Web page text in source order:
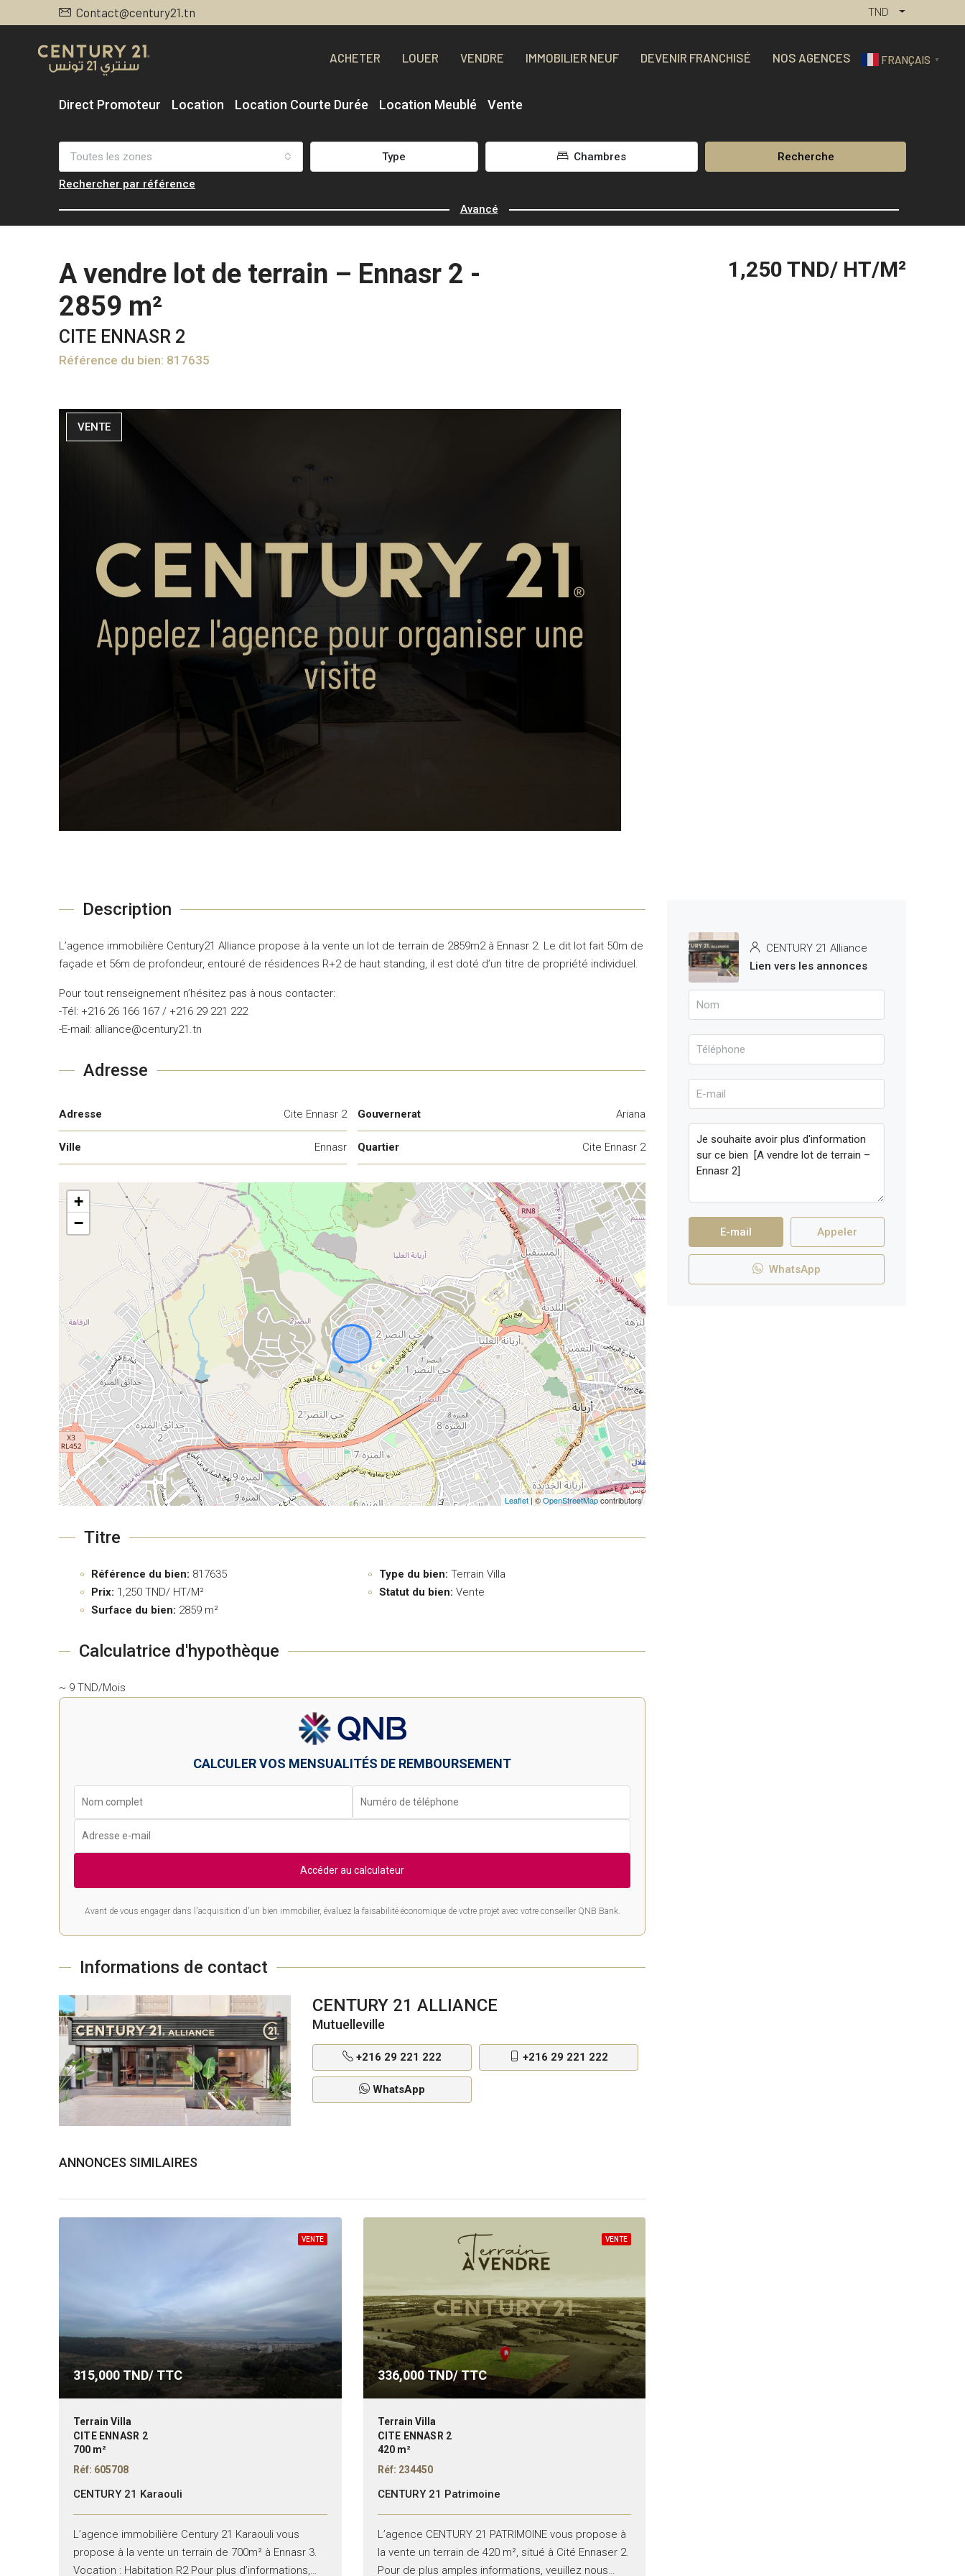
Contact@century21.tn TND
ACHETER LOUER VENDRE IMMOBILIER NEUF DEVENIR FRANCHISÉ NOS AGENCES FRANÇAIS ▼
Direct Promoteur Location Location Courte Durée Location Meublé Vente
Toutes les zones Type Chambres Recherche
Rechercher par référence
Avancé
A vendre lot de terrain – Ennasr 2 -
2859 m²
CITE ENNASR 2
Référence du bien: 817635
1,250 TND/ HT/M²
VENTE
Description
L’agence immobilière Century21 Alliance propose à la vente un lot de terrain de 2859m2 à Ennasr 2. Le dit lot fait 50m de
façade et 56m de profondeur, entouré de résidences R+2 de haut standing, il est doté d’un titre de propriété individuel.
Pour tout renseignement n’hésitez pas à nous contacter:
-Tél: +216 26 166 167 / +216 29 221 222
-E-mail: alliance@century21.tn
Adresse
Adresse Cite Ennasr 2
Ville Ennasr
Gouvernerat Ariana
Quartier Cite Ennasr 2
+
−
Leaflet| ©OpenStreetMapcontributors
Titre
Référence du bien: 817635
Prix: 1,250 TND/ HT/M²
Surface du bien: 2859 m²
Type du bien: Terrain Villa
Statut du bien: Vente
Calculatrice d'hypothèque
~ 9 TND/Mois
CALCULER VOS MENSUALITÉS DE REMBOURSEMENT
Accéder au calculateur
Avant de vous engager dans l'acquisition d'un bien immobilier, évaluez la faisabilité économique de votre projet avec votre conseiller QNB Bank.
Informations de contact
CENTURY 21 ALLIANCE
Mutuelleville
+216 29 221 222 +216 29 221 222
WhatsApp
ANNONCES SIMILAIRES
VENTE
315,000 TND/ TTC
Terrain Villa
CITE ENNASR 2
700 m²
Réf: 605708
CENTURY 21 Karaouli
L’agence immobilière Century 21 Karaouli vous
propose à la vente un terrain de 700m² à Ennasr 3.
Vocation : Habitation R2 Pour plus d’informations,
VENTE
336,000TND/ TTC
Terrain Villa
CITE ENNASR 2
420 m²
Réf: 234450
CENTURY 21 Patrimoine
L’agence CENTURY 21 PATRIMOINE vous propose à
la vente un terrain de 420 m², situé à Cité Ennaser 2.
Pour de plus amples informations, veuillez nous
CENTURY 21 Alliance
Lien vers les annonces
E-mail Appeler
WhatsApp